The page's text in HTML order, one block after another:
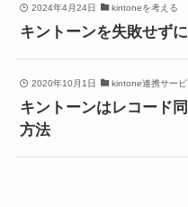
2024年4月24日 kintoneを考える
キントーンを失敗せず
2020年10月1日 kintone連携サービ
キントーンはレコード
方法